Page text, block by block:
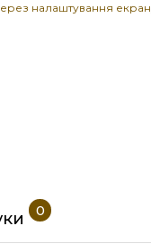
налаштування
0